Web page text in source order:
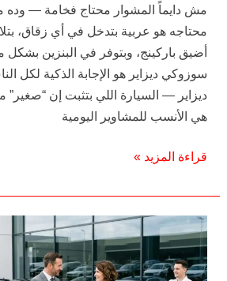
مش دايماً المشوار محتاج فخامة — وده
محتاجه هو عربية بتدخل في أي زقاق،
أضيق باركينج، وبتوفر في البنزين
سوزوكي ديزاير هو الإجابة الذكية لكل
ديزاير — السيارة اللي بتثبت إن
هي الأنسب للمشاوير اليومية
قراءة المزيد »
إيجار
سيارات
حديثة